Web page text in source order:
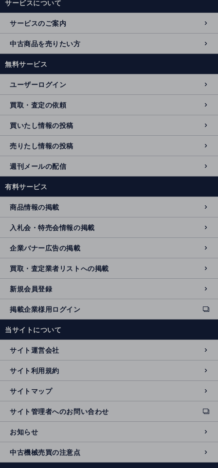
サービスについて
サービスのご案内
中古商品を売りたい方
無料サービス
ユーザーログイン
買取・査定の依頼
買いたし情報の投稿
売りたし情報の投稿
週刊メールの配信
有料サービス
商品情報の掲載
入札会・特売会情報の掲載
企業バナー広告の掲載
買取・査定業者リストへの掲載
新規会員登録
掲載企業様用ログイン
ext
e
n
al
si
t
e
当サイトについて
サイト運営会社
サイト利用規約
サイトマップ
サイト管理者へのお問い合わせ
ext
e
r
n
al
si
お知らせ
中古機械売買の注意点